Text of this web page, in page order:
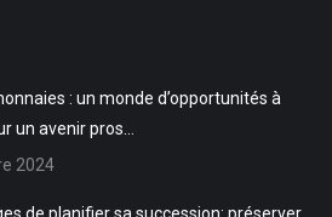
: un monde d’opportunités à
un avenir pros…
2024